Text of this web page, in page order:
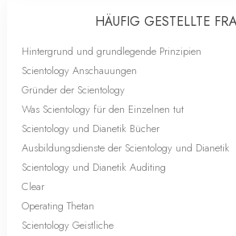
HÄUFIG GESTELLTE
Hintergrund und grundlegende Prinzipien
Scientology Anschauungen
Gründer der Scientology
Was Scientology für den Einzelnen tut
Scientology und Dianetik Bücher
Ausbildungsdienste der Scientology und Dianetik
Scientology und Dianetik Auditing
Clear
Operating Thetan
Scientology Geistliche